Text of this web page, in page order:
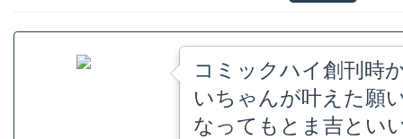
コミックハイ創刊時
いちゃんが叶えた願
なってもとま吉とい